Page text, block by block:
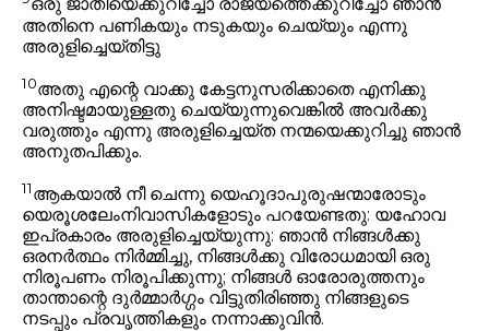
ഒരു ജാതിയെക്കുറിച്ചോ രാജ്യത്തെക്കുറിച്ചോ ഞാൻ
അതിനെ പണികയും നടുകയും ചെയ്യും എന്നു
അരുളിച്ചെയ്തിട്ടു
10അതു എന്റെ വാക്കു കേട്ടനുസരിക്കാതെ എനിക്കു
അനിഷ്ടമായുള്ളതു ചെയ്യുന്നുവെങ്കിൽ അവർക്കു
വരുത്തും എന്നു അരുളിച്ചെയ്ത നന്മയെക്കുറിച്ചു ഞാൻ
അനുതപിക്കും.
11ആകയാൽ നീ ചെന്നു യെഹൂദാപുരുഷന്മാരോടും
യെരൂശലേംനിവാസികളോടും പറയേണ്ടതു: യഹോവ
ഇപ്രകാരം അരുളിച്ചെയ്യുന്നു: ഞാൻ നിങ്ങൾക്കു
ഒരനർത്ഥം നിർമ്മിച്ചു, നിങ്ങൾക്കു വിരോധമായി ഒരു
നിരൂപണം നിരൂപിക്കുന്നു; നിങ്ങൾ ഓരോരുത്തനും
താന്താന്റെ ദുർമ്മാർഗ്ഗം വിട്ടുതിരിഞ്ഞു നിങ്ങളുടെ
നടപ്പും പ്രവൃത്തികളും നന്നാക്കുവിൻ.